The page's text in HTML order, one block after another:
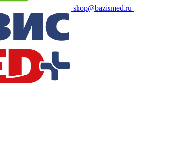
shop@bazismed.ru